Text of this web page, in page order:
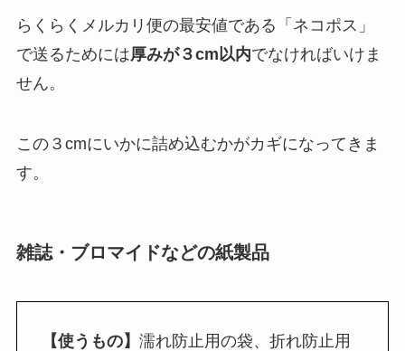
らくらくメルカリ便の最安値である「ネコポス」
で送るためには厚みが３cm以内でなければいけま
せん。
この３cmにいかに詰め込むかがカギになってきま
す。
雑誌・ブロマイドなどの紙製品
【使うもの】 濡れ防止用の袋、折れ防止用